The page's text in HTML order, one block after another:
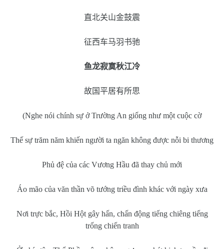
直北关山金鼓震
征西车马羽书驰
鱼龙寂寞秋江冷
故国平居有所思
(Nghe nói chính sự ở Trường An giống như một cuộc cờ
Thế sự trăm năm khiến người ta ngăn không được nỗi bi thương
Phủ đệ của các Vương Hầu đã thay chủ mới
Áo mão của văn thần võ tướng triều đình khác với ngày xưa
Nơi trực bắc, Hồi Hột gây hấn, chấn động tiếng chiêng tiếng
trống chiến tranh